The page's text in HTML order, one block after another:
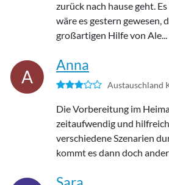
zurück nach hause geht.
wäre es gestern gewesen,
großartigen Hilfe von Ale...
A
Anna
Austauschland
Die Vorbereitung im
zeitaufwendig und
verschiedene Szenarien
kommt es dann doch